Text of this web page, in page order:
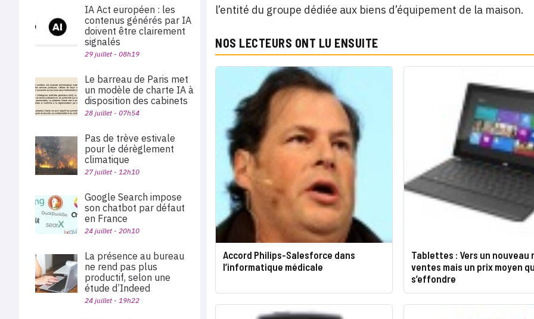
l’entité du groupe dédiée aux biens d’équipement de la maison.
NOS LECTEURS ONT LU ENSUITE
Accord Philips-Salesforce dans
l’informatique médicale
Tablettes : Vers un nouveau
ventes mais un prix moyen
s’effondre
IA Act européen : les
contenus générés par IA
doivent être clairement
signalés
29 juillet - 08h19
Le barreau de Paris met
un modèle de charte IA à
disposition des cabinets
28 juillet - 07h54
Pas de trève estivale
pour le dérèglement
climatique
27 juillet - 12h10
Google Search impose
son chatbot par défaut
en France
24 juillet - 20h10
La présence au bureau
ne rend pas plus
productif, selon une
étude d’Indeed
24 juillet - 19h22